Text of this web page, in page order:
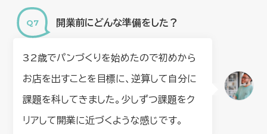
開業前にどんな準備をした？
32歳でパンづくりを始めたので初めから
お店を出すことを目標に、逆算して自分に
課題を科してきました。少しずつ課題をク
リアして開業に近づくような感じです。